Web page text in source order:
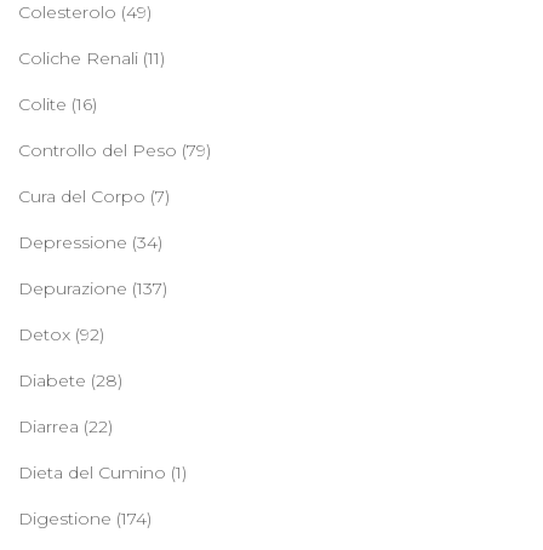
Colesterolo (49)
Coliche Renali (11)
Colite (16)
Controllo del Peso (79)
Cura del Corpo (7)
Depressione (34)
Depurazione (137)
Detox (92)
Diabete (28)
Diarrea (22)
Dieta del Cumino (1)
Digestione (174)